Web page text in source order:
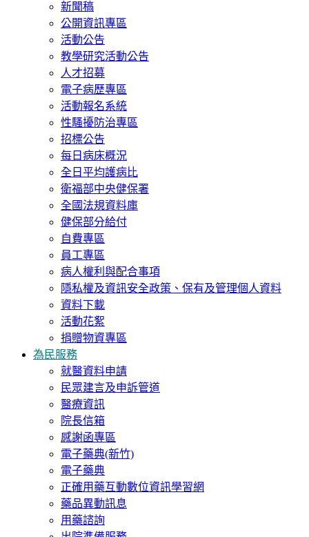
新聞稿
公開資訊專區
活動公告
教學研究活動公告
人才招募
電子病歷專區
活動報名系統
性騷擾防治專區
招標公告
每日病床概況
全日平均護病比
衛福部中央健保署
全國法規資料庫
健保部分給付
自費專區
員工專區
病人權利與配合事項
隱私權及資訊安全政策、保有及管理個人資料
資料下載
活動花絮
捐贈物資專區
為民服務
就醫資料申請
民眾建言及申訴管道
醫療資訊
院長信箱
感謝函專區
電子藥典(新竹)
電子藥典
正確用藥互動數位資訊學習網
藥品異動訊息
用藥諮詢